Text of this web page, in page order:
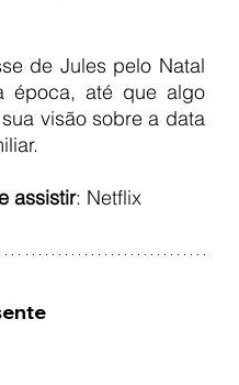
de Jules pelo Natal
época, até que algo
visão sobre a data
assistir: Netflix